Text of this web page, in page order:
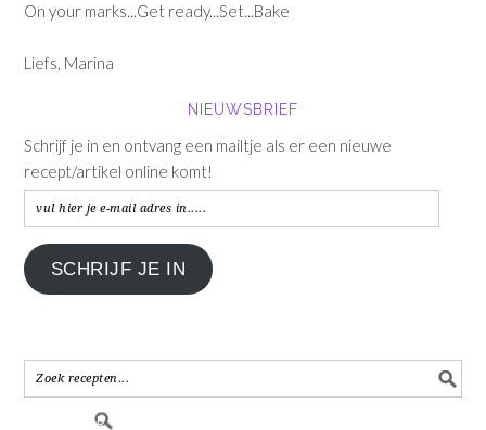
On your marks...Get ready...Set...Bake
Liefs, Marina
NIEUWSBRIEF
Schrijf je in en ontvang een mailtje als er een nieuwe
recept/artikel online komt!
vul
hier
je
e-
in.....
SCHRIJF JE IN